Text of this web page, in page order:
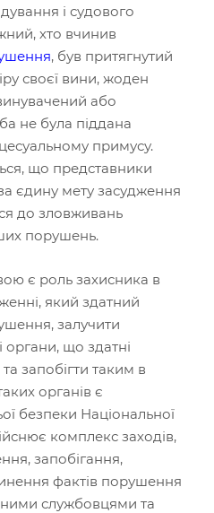
і судового
хто вчинив
, був притягнутий
своєї вини, жоден
або
не була піддана
примусу.
що представники
єдину мету засудження
до зловживань
порушень.
є роль захисника в
який здатний
залучити
органи, що здатні
та запобігти таким в
органів є
безпеки Національної
комплекс заходів,
запобігання,
фактів порушення
службовцями та